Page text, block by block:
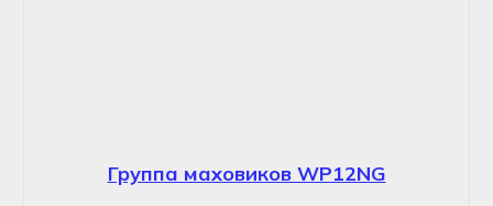
Группа маховиков WP12NG